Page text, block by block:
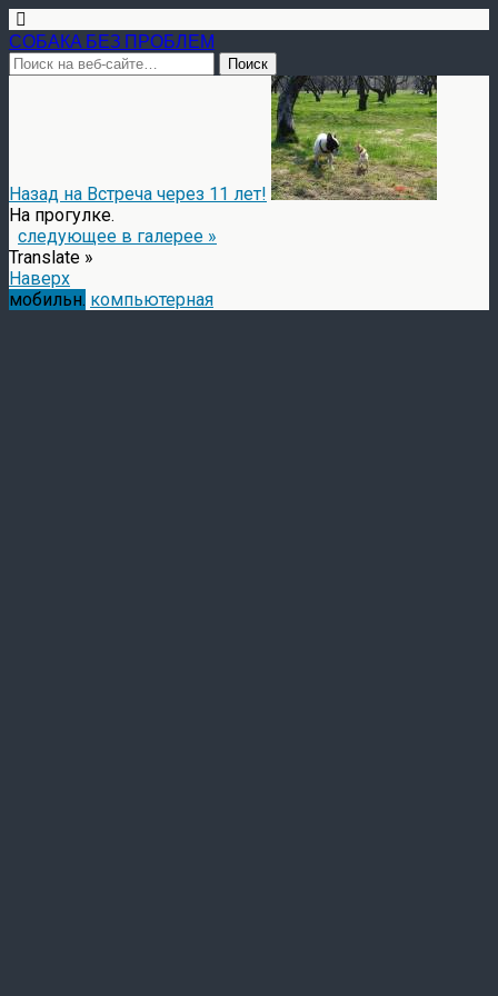
СОБАКА БЕЗ ПРОБЛЕМ
Назад на Встреча через 11 лет!
На прогулке.
следующее в галерее »
Translate »
Наверх
мобильн. компьютерная